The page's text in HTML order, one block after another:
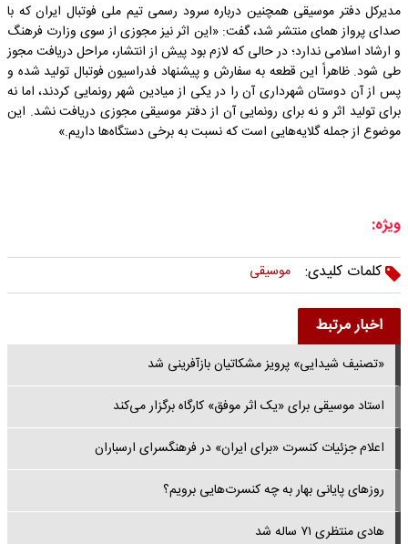
مدیرکل دفتر موسیقی همچنین درباره سرود رسمی تیم ملی فوتبال ایران که با
صدای پرواز همای منتشر شد، گفت: «این اثر نیز مجوزی از سوی وزارت فرهنگ
و ارشاد اسلامی ندارد؛ در حالی که لازم بود پیش از انتشار، مراحل دریافت مجوز
طی شود. ظاهراً این قطعه به سفارش و پیشنهاد فدراسیون فوتبال تولید شده و
پس از آن دوستان شهرداری آن را در یکی از میادین شهر رونمایی کردند، اما نه
برای تولید اثر و نه برای رونمایی آن از دفتر موسیقی مجوزی دریافت نشد. این
موضوع از جمله گلایه‌هایی است که نسبت به برخی دستگاه‌ها داریم.»
ویژه:
کلمات کلیدی:
موسیقی
اخبار مرتبط
«تصنیف شیدایی» پرویز مشکاتیان بازآفرینی شد
استاد موسیقی برای «یک اثر موفق» کارگاه برگزار می‌کند
اعلام جزئیات کنسرت «برای ایران» در فرهنگسرای ارسباران
روزهای پایانی بهار به چه کنسرت‌هایی برویم؟
هادی منتظری ۷۱ ساله شد